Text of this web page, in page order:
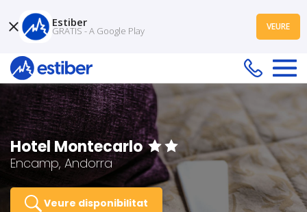
Hotel Montecarlo
Encamp, Andorra
Veure disponibilitat
Estiber
GRATIS - A Google Play VEURE